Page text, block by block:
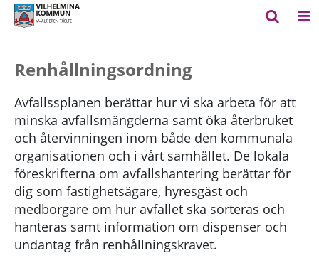
Renhållningsordning
Avfallssplanen berättar hur vi ska arbeta för att
minska avfallsmängderna samt öka återbruket
och återvinningen inom både den kommunala
organisationen och i vårt samhället. De lokala
föreskrifterna om avfallshantering berättar för
dig som fastighetsägare, hyresgäst och
medborgare om hur avfallet ska sorteras och
hanteras samt information om dispenser och
undantag från renhållningskravet.